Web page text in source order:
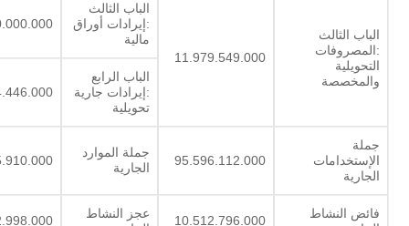
الباب الثالث
:المصروفات
التحويلية
والمخصصة
11.979.549.000
الباب الثالث
:إيرادات أوراق
مالية
الباب الرابع
:إيرادات جارية
تحويلية
جملة
الإستخدامات
الجارية
95.596.112.000
جملة الموارد
الجارية
فائض النشاط
10.512.796.000
عجز النشاط